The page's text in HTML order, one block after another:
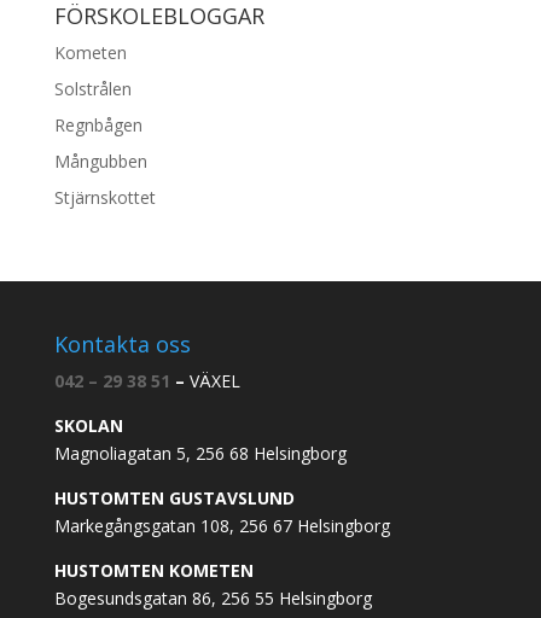
FÖRSKOLEBLOGGAR
Kometen
Solstrålen
Regnbågen
Mångubben
Stjärnskottet
Kontakta oss
042 – 29 38 51 – VÄXEL
SKOLAN
Magnoliagatan 5, 256 68 Helsingborg
HUSTOMTEN GUSTAVSLUND
Markegångsgatan 108, 256 67 Helsingborg
HUSTOMTEN KOMETEN
Bogesundsgatan 86, 256 55 Helsingborg